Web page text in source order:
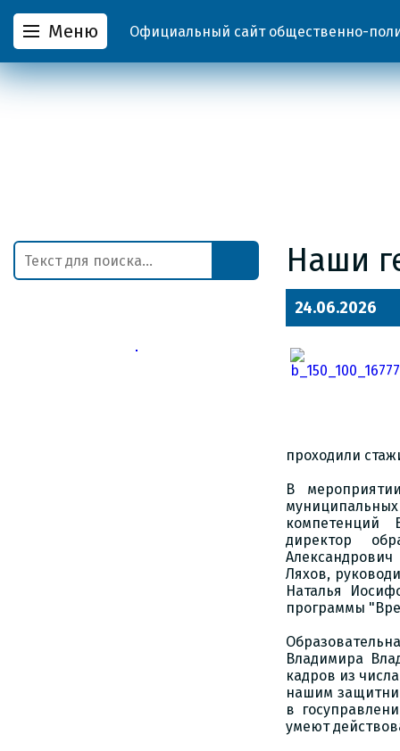
Меню Официальный сайт общественно-
Наши
24.06.2026
проходили
В
компетенций
директор
Ляхов,
Наталья
программы
Владимира
кадров из
нашим
в
умеют